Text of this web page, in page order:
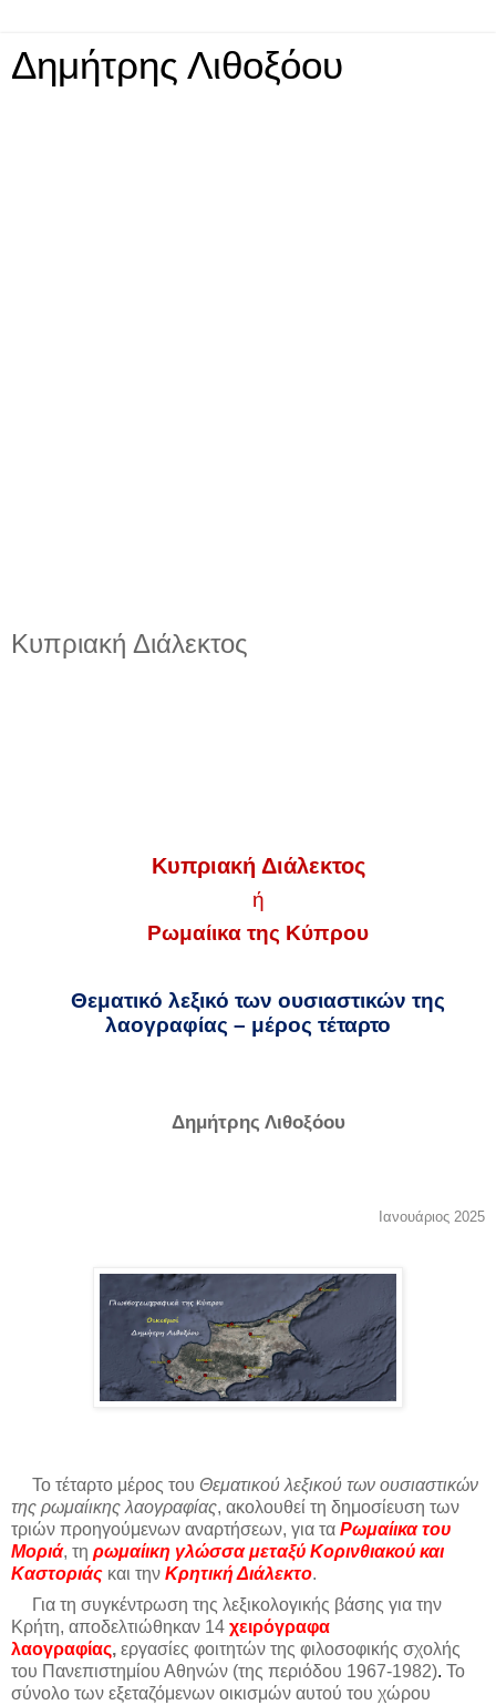
Δημήτρης Λιθοξόου
Κυπριακή Διάλεκτος
Κυπριακή Διάλεκτος
ή
Ρωμαίικα της Κύπρου
Θεματικό λεξικό των ουσιαστικών της
λαογραφίας – μέρος τέταρτο
Δημήτρης Λιθοξόου
Ιανουάριος 2025
Το τέταρτο μέρος του Θεματικού λεξικού των ουσιαστικών
της ρωμαίικης λαογραφίας, ακολουθεί τη δημοσίευση των
τριών προηγούμενων αναρτήσεων, για τα Ρωμαίικα του
Μοριά, τη ρωμαίικη γλώσσα μεταξύ Κορινθιακού και
Καστοριάς και την Κρητική Διάλεκτο.
Για τη συγκέντρωση της λεξικολογικής βάσης για την
Κρήτη, αποδελτιώθηκαν 14 χειρόγραφα
λαογραφίας, εργασίες φοιτητών της φιλοσοφικής σχολής
του Πανεπιστημίου Αθηνών (της περιόδου 1967-1982). Το
σύνολο των εξεταζόμενων οικισμών αυτού του χώρου